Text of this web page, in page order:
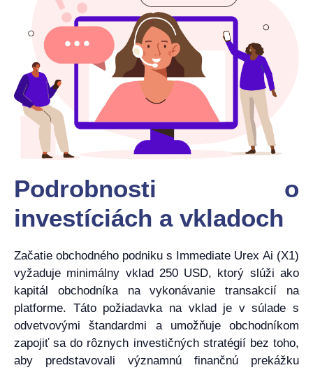
Podrobnosti o
investíciách a vkladoch
Začatie obchodného podniku s Immediate Urex Ai (X1)
vyžaduje minimálny vklad 250 USD, ktorý slúži ako
kapitál obchodníka na vykonávanie transakcií na
platforme. Táto požiadavka na vklad je v súlade s
odvetvovými štandardmi a umožňuje obchodníkom
zapojiť sa do rôznych investičných stratégií bez toho,
aby predstavovali významnú finančnú prekážku